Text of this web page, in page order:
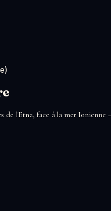
de l'Etna, face à la mer